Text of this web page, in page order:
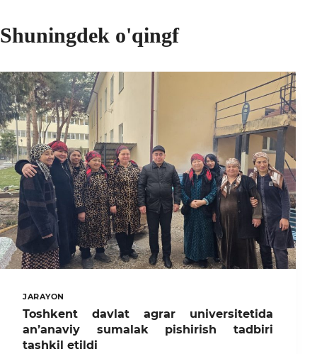
Shuningdek o'qingf
JARAYON
Toshkent davlat agrar universitetida
an’anaviy sumalak pishirish tadbiri
tashkil etildi